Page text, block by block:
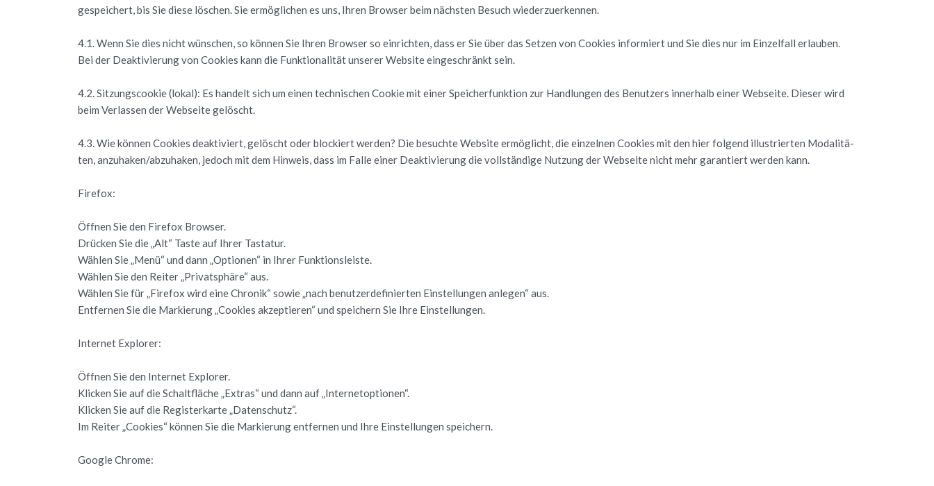
ge­spei­chert, bis Sie diese lö­schen. Sie er­mög­li­chen es uns, Ihren Brow­ser beim nächs­ten Be­such wie­der­zu­er­ken­nen.
4.1. Wenn Sie dies nicht wün­schen, so kön­nen Sie Ihren Brow­ser so ein­rich­ten, dass er Sie über das Set­zen von Coo­kies in­for­miert und Sie dies nur im Ein­zel­fall er­lau­ben.
Bei der De­ak­ti­vie­rung von Coo­kies kann die Funk­tio­na­li­tät un­se­rer Web­site ein­ge­schränkt sein.
4.2. Sit­zungscoo­kie (lokal): Es han­delt sich um einen tech­ni­schen Coo­kie mit einer Spei­cher­funk­ti­on zur Hand­lun­gen des Be­nut­zers in­ner­halb einer Web­sei­te. Die­ser wird
beim Ver­las­sen der Web­sei­te ge­löscht.
4.3. Wie kön­nen Coo­kies de­ak­ti­viert, ge­löscht oder blo­ckiert wer­den? Die be­such­te Web­site er­mög­licht, die ein­zel­nen Coo­kies mit den hier fol­gend il­lus­trier­ten Mo­da­li­tä­
ten, an­zu­ha­ken/ab­zu­ha­ken, je­doch mit dem Hin­weis, dass im Falle einer De­ak­ti­vie­rung die voll­stän­di­ge Nut­zung der Web­sei­te nicht mehr ga­ran­tiert wer­den kann.
Fire­fox:
Öff­nen Sie den Fire­fox Brow­ser.
Drü­cken Sie die „Alt“ Taste auf Ihrer Tas­ta­tur.
Wäh­len Sie „Menü“ und dann „Op­tio­nen“ in Ihrer Funk­ti­ons­leis­te.
Wäh­len Sie den Rei­ter „Pri­vat­sphä­re“ aus.
Wäh­len Sie für „Fire­fox wird eine Chro­nik“ sowie „nach be­nut­zer­de­fi­nier­ten Ein­stel­lun­gen an­le­gen“ aus.
Ent­fer­nen Sie die Mar­kie­rung „Coo­kies ak­zep­tie­ren“ und spei­chern Sie Ihre Ein­stel­lun­gen.
In­ter­net Ex­plo­rer:
Öff­nen Sie den In­ter­net Ex­plo­rer.
Kli­cken Sie auf die Schalt­flä­che „Ex­tras“ und dann auf „In­ter­net­op­tio­nen“.
Kli­cken Sie auf die Re­gis­ter­kar­te „Da­ten­schutz“.
Im Rei­ter „Coo­kies“ kön­nen Sie die Mar­kie­rung ent­fer­nen und Ihre Ein­stel­lun­gen spei­chern.
Goog­le Chro­me: